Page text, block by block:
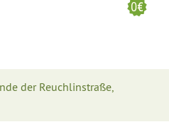
der Reuchlinstraße,